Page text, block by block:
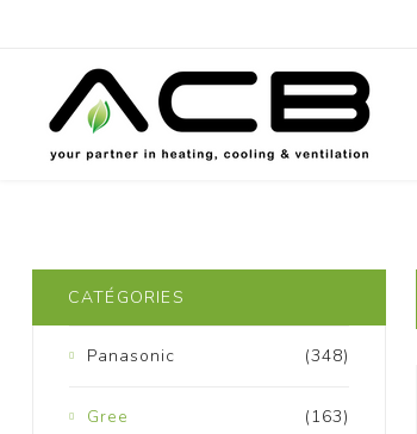
CATÉGORIES
(348)
Panasonic
(163)
Gree